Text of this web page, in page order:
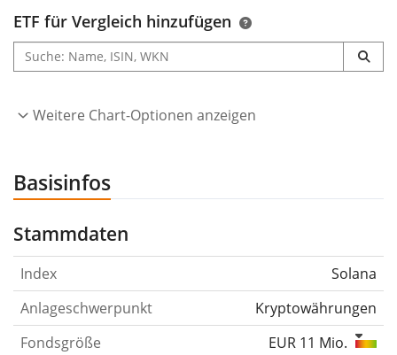
ETF für Vergleich hinzufügen
Weitere Chart-Optionen anzeigen
Basisinfos
Stammdaten
Index
Solana
Anlageschwerpunkt
Kryptowährungen
Fondsgröße
EUR 11 Mio.